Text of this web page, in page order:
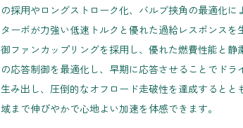
の採用やロングストローク化、バルブ挟角の最適化に
ターボが力強い低速トルクと優れた過給レスポンスを
御ファンカップリングを採用し、優れた燃費性能と静
の応答制御を最適化し、早期に応答させることでドラ
生み出し、圧倒的なオフロード走破性を達成するとと
域まで伸びやかで心地よい加速を体感できます。